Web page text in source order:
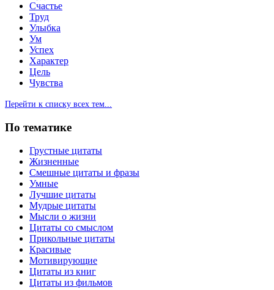
Счастье
Труд
Улыбка
Ум
Успех
Характер
Цель
Чувства
Перейти к списку всех тем...
По тематике
Грустные цитаты
Жизненные
Смешные цитаты и фразы
Умные
Лучшие цитаты
Мудрые цитаты
Мысли о жизни
Цитаты со смыслом
Прикольные цитаты
Красивые
Мотивирующие
Цитаты из книг
Цитаты из фильмов